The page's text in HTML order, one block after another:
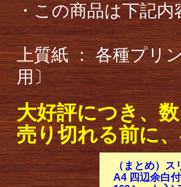
・この商品は下記
上質紙 ： 各種プリ
用〕
大好評につき、
売り切れる前に
（まとめ）
A4 四辺余白